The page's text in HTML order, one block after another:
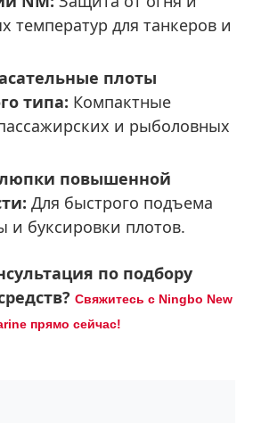
температур для танкеров и
плоты
типа: Компактные
и рыболовных
повышенной
Для быстрого подъема
и буксировки плотов.
по подбору
Свяжитесь с Ningbo New
прямо сейчас!